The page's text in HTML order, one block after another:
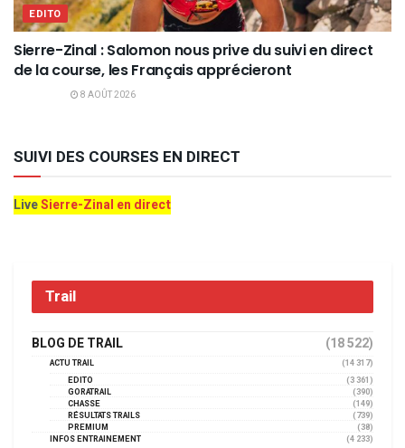
EDITO
Sierre-Zinal : Salomon nous prive du suivi en direct
de la course, les Français apprécieront
8 AOÛT 2026
SUIVI DES COURSES EN DIRECT
LiveSierre-Zinal en direct
Trail
BLOG DE TRAIL (18 522)
ACTU TRAIL
(14 317)
EDITO
(3 361)
GORATRAIL
(390)
CHASSE
(149)
RÉSULTATS TRAILS
(739)
PREMIUM
(38)
INFOS ENTRAINEMENT
(4 233)